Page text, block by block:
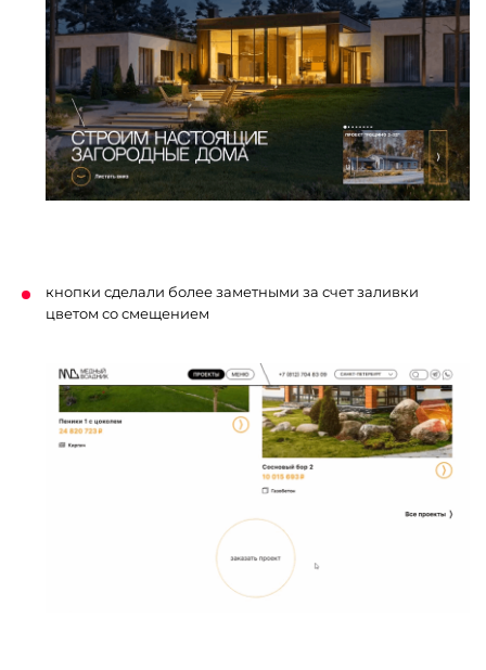
кнопки сделали более заметными за счет заливки
цветом со смещением